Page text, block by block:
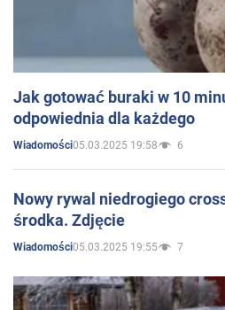
Jak gotować buraki w 10
odpowiednia dla każdego
Wiadomości05.03.2025 19:58 6
Nowy rywal niedrogiego
środka. Zdjęcie
Wiadomości05.03.2025 19:55 7